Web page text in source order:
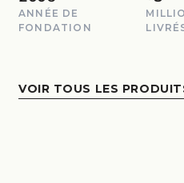
ANNÉE DE
FONDATION
VOIR TOUS LES